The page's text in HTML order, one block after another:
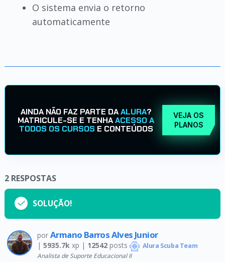
O sistema envia o retorno
automaticamente
AINDA NÃO FAZ PARTE DAALURA?
MATRICULE-SE E TENHAACESSO A
TODOS OS CURSOS E CONTEÚDOS
VEJA OS
PLANOS
2 RESPOSTAS
SOLUÇÃO!
por Armano Barros Alves Junior
| 5935.7kxp | 12542posts Alura Scuba Team
Analista de Suporte Educacional II